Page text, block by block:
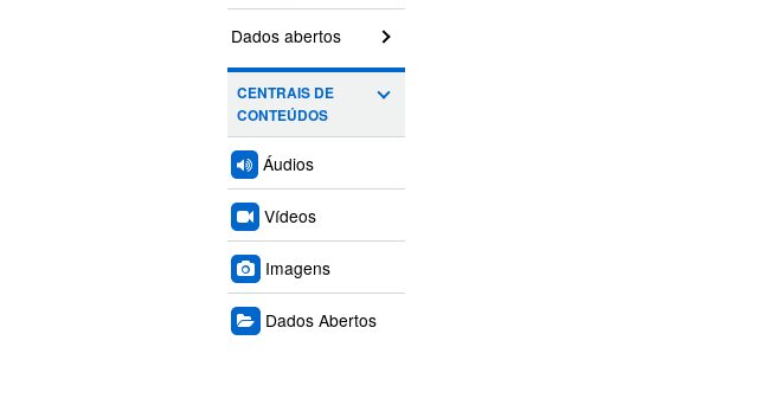
Dados abertos
CENTRAIS DE
CONTEÚDOS
Áudios
Vídeos
Imagens
Dados Abertos